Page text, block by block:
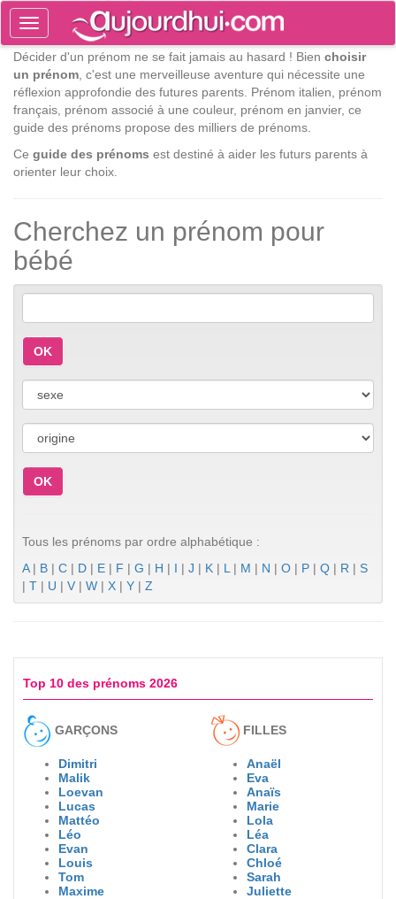
Toggle
navigation
Décider d'un prénom ne se fait jamais au hasard ! Bien choisir
un prénom , c'est une merveilleuse aventure qui nécessite une
réflexion approfondie des futures parents. Prénom italien, prénom
français, prénom associé à une couleur, prénom en janvier, ce
guide des prénoms propose des milliers de prénoms.
Ce guide des prénoms est destiné à aider les futurs parents à
orienter leur choix.
Cherchez un prénom pour
bébé
OK
Password
OK
Tous les prénoms par ordre alphabétique :
A| B | C | D | E | F | G | H | I | J | K | L | M | N | O | P | Q | R | S
| T | U | V | W | X | Y | Z
Top 10 des prénoms 2026
GARÇONS
Dimitri
Malik
Loevan
Lucas
Mattéo
Léo
Evan
Louis
Tom
Maxime
FILLES
Anaël
Eva
Anaïs
Marie
Lola
Léa
Clara
Chloé
Sarah
Juliette